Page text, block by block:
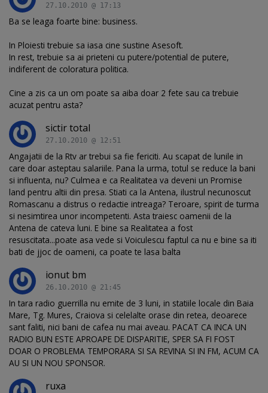
27.10.2010 @ 17:13
Ba se leaga foarte bine: business.
In Ploiesti trebuie sa iasa cine sustine Asesoft.
In rest, trebuie sa ai prieteni cu putere/potential de putere,
indiferent de coloratura politica.
Cine a zis ca un om poate sa aiba doar 2 fete sau ca trebuie
acuzat pentru asta?
sictir total
27.10.2010 @ 12:51
Angajatii de la Rtv ar trebui sa fie fericiti. Au scapat de lunile in
care doar asteptau salariile. Pana la urma, totul se reduce la bani
si influenta, nu? Culmea e ca Realitatea va deveni un Promise
land pentru altii din presa. Stiati ca la Antena, ilustrul necunoscut
Romascanu a distrus o redactie intreaga? Teroare, spirit de turma
si nesimtirea unor incompetenti. Asta traiesc oamenii de la
Antena de cateva luni. E bine sa Realitatea a fost
resuscitata...poate asa vede si Voiculescu faptul ca nu e bine sa iti
bati de jjoc de oameni, ca poate te lasa balta
ionut bm
26.10.2010 @ 21:45
In tara radio guerrilla nu emite de 3 luni, in statiile locale din Baia
Mare, Tg. Mures, Craiova si celelalte orase din retea, deoarece
sant faliti, nici bani de cafea nu mai aveau. PACAT CA INCA UN
RADIO BUN ESTE APROAPE DE DISPARITIE, SPER SA FI FOST
DOAR O PROBLEMA TEMPORARA SI SA REVINA SI IN FM, ACUM CA
AU SI UN NOU SPONSOR.
ruxa